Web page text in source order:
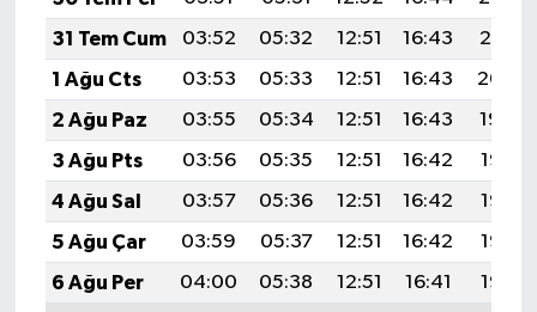
31 Tem Cum
03:52 05:32 12:51 16:43
20:01
1 Ağu Cts
03:53 05:33 12:51 16:43
20:00
2 Ağu Paz
03:55 05:34 12:51 16:43
19:59
3 Ağu Pts
03:56 05:35 12:51 16:42
19:58
4 Ağu Sal
03:57 05:36 12:51 16:42
19:57
5 Ağu Çar
03:59 05:37 12:51 16:42
19:56
6 Ağu Per
04:00 05:38 12:51 16:41
19:55